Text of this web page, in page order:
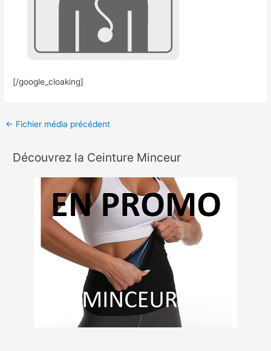
[/google_cloaking]
← Fichier média précédent
Découvrez la Ceinture Minceur